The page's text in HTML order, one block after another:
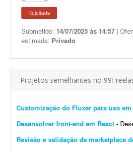
Rejeitada
Submetido: 14/07/2025 às 14:57 |
estimada: Privado
Projetos semelhantes no
Customização do Fluxer para uso
Desenvolver front-end em React - Desenvolvedor frontend
Revisão e validação de marketplace